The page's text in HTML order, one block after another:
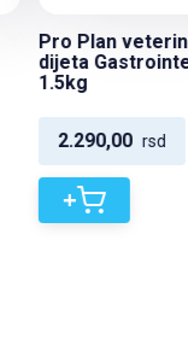
veterinarska